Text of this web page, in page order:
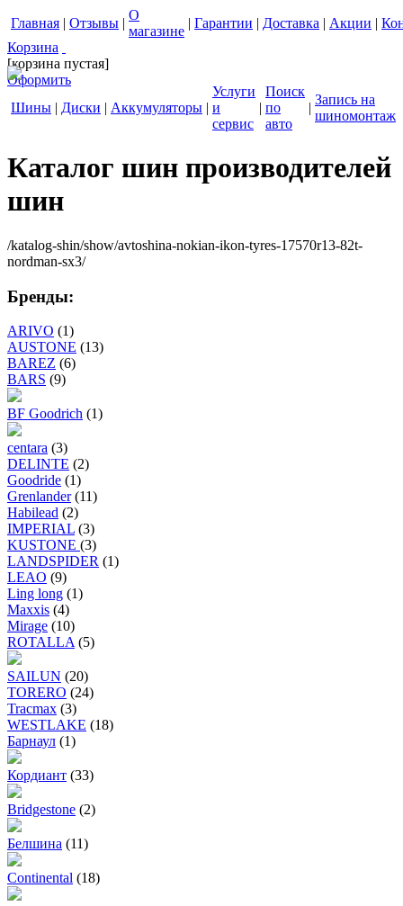
Главная | Отзывы |
О
магазине
| Гарантии | Доставка | Акции |
Корзина
[корзина пустая]
Оформить
Шины | Диски | Аккумуляторы |
Услуги
и
сервис
|
Поиск
по
авто
|
Запись на
шиномонтаж
Каталог шин производителей
шин
/katalog-shin/show/avtoshina-nokian-ikon-tyres-17570r13-82t-
nordman-sx3/
Бренды:
ARIVO (1)
AUSTONE (13)
BAREZ (6)
BARS (9)
BF Goodrich (1)
centara (3)
DELINTE (2)
Goodride (1)
Grenlander (11)
Habilead (2)
IMPERIAL (3)
KUSTONE (3)
LANDSPIDER (1)
LEAO (9)
Ling long (1)
Maxxis (4)
Mirage (10)
ROTALLA (5)
SAILUN (20)
TORERO (24)
Tracmax (3)
WESTLAKE (18)
Барнаул (1)
Кордиант (33)
Bridgestone (2)
Белшина (11)
Continental (18)